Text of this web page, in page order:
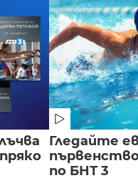
Гледайте
по БНТ 3